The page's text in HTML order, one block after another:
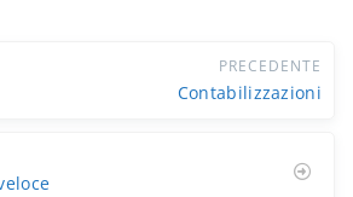
PRECEDENTE
Contabilizzazioni